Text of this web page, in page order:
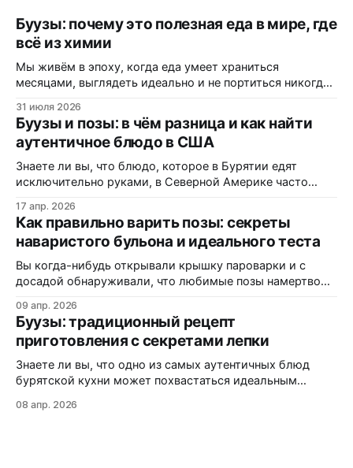
Буузы: почему это полезная еда в мире, где
всё из химии
Мы живём в эпоху, когда еда умеет храниться
месяцами, выглядеть идеально и не портиться никогда.
вкус. Полки магазинов забиты ультраобработанной
пищей: полуфабрикатами, лапшой быстрого
приготовления, «домашними» котлетами с составом на
пол-этикетки. А ведь есть блюдо, которому не нужны
консерванты, потому
31 июля 2026
Буузы и позы: в чём разница и как найти
аутентичное блюдо в США
Знаете ли вы, что блюдо, которое в Бурятии едят
исключительно руками, в Северной Америке часто
материале вы узнаете, почему одни называют их
«буузы», а другие — «позы», как диаспора адаптирует
рецепт под западные реалии, и где именно на трассах
Монтаны можно заказать свежую партию без
17 апр. 2026
Как правильно варить позы: секреты
наваристого бульона и идеального теста
Вы когда-нибудь открывали крышку пароварки и с
досадой обнаруживали, что любимые позы намертво
пирожок, а внутри — сухо и безвкусно? Статистика
кулинарных форумов показывает: более 60% новичков
сталкиваются с этими проблемами при первом
знакомстве с бурятской кухней. В этой статье вы
узнаете:
09 апр. 2026
Буузы: традиционный рецепт
приготовления с секретами лепки
Знаете ли вы, что одно из самых аутентичных блюд
бурятской кухни может похвастаться идеальным
Буузы (или позы, как их ошибочно называют) — это не
08 апр. 2026